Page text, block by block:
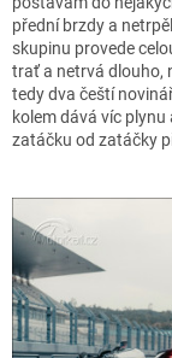
přední brzdy a
skupinu provede
trať a netrvá dlouho,
tedy dva čeští
kolem dává víc plynu
zatáčku od zatáčky